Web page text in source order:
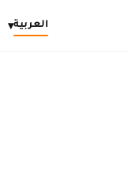
العربية▾